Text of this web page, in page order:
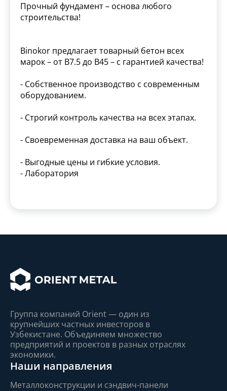
Прочный фундамент – основа любого
строительства!
Binokor предлагает товарный бетон всех
марок – от В7.5 до B45 – с гарантией качества!
- Собственное производство с современным
оборудованием.
- Строгий контроль качества на всех этапах.
- Своевременная доставка на ваш объект.
- Выгодные цены и гибкие условия.
- Лаборатория
Группа компаний Orient — один из
крупнейшиx частныx инвесторов в
Узбекистане. Объединяем множество
предприятий и проектов в разныx отрасляx
экономики.
Наши направления
Металлоконструкции и сэндвич-панели